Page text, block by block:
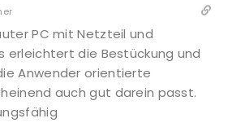
PC mit Netzteil und
erleichtert die Bestückung und
Anwender orientierte
auch gut darein passt.